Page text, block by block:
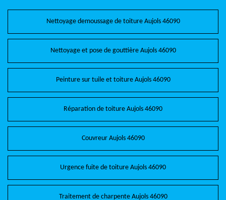
Nettoyage demoussage de toiture Aujols 46090
Nettoyage et pose de gouttière Aujols 46090
Peinture sur tuile et toiture Aujols 46090
Réparation de toiture Aujols 46090
Couvreur Aujols 46090
Urgence fuite de toiture Aujols 46090
Traitement de charpente Aujols 46090